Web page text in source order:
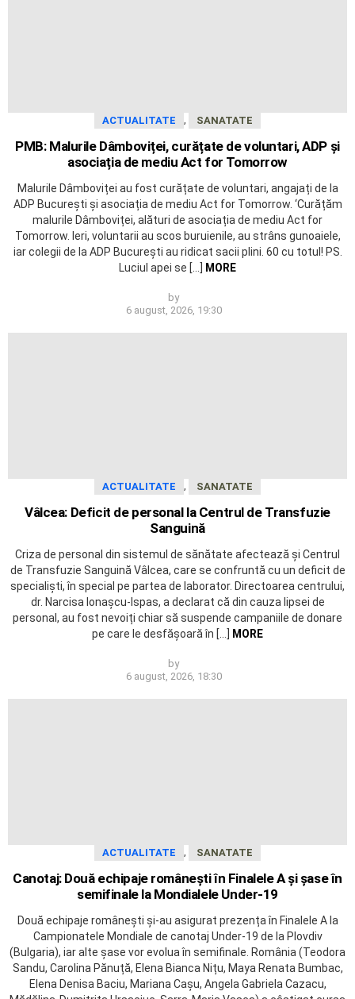
ACTUALITATE , SANATATE
PMB: Malurile Dâmboviței, curățate de voluntari, ADP și
asociația de mediu Act for Tomorrow
Malurile Dâmboviței au fost curățate de voluntari, angajați de la
ADP București și asociația de mediu Act for Tomorrow. ‘Curățăm
malurile Dâmboviței, alături de asociația de mediu Act for
Tomorrow. Ieri, voluntarii au scos buruienile, au strâns gunoaiele,
iar colegii de la ADP București au ridicat sacii plini. 60 cu totul! PS.
Luciul apei se […]
MORE
by
6 august, 2026, 19:30
ACTUALITATE , SANATATE
Vâlcea: Deficit de personal la Centrul de Transfuzie
Sanguină
Criza de personal din sistemul de sănătate afectează și Centrul
de Transfuzie Sanguină Vâlcea, care se confruntă cu un deficit de
specialiști, în special pe partea de laborator. Directoarea centrului,
dr. Narcisa Ionașcu-Ispas, a declarat că din cauza lipsei de
personal, au fost nevoiți chiar să suspende campaniile de donare
pe care le desfășoară în […]
MORE
by
6 august, 2026, 18:30
ACTUALITATE , SANATATE
Canotaj: Două echipaje românești în Finalele A și șase în
semifinale la Mondialele Under-19
Două echipaje românești și-au asigurat prezența în Finalele A la
Campionatele Mondiale de canotaj Under-19 de la Plovdiv
(Bulgaria), iar alte șase vor evolua în semifinale. România (Teodora
Sandu, Carolina Pănuță, Elena Bianca Nițu, Maya Renata Bumbac,
Elena Denisa Baciu, Mariana Cașu, Angela Gabriela Cazacu,